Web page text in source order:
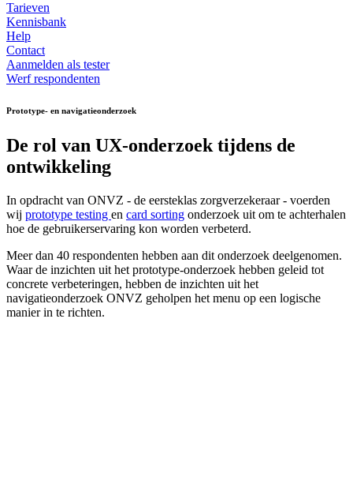
Tarieven
Kennisbank
Help
Contact
Aanmelden als tester
Werf respondenten
Prototype- en navigatieonderzoek
De rol van UX-onderzoek tijdens de
ontwikkeling
In opdracht van ONVZ - de eersteklas zorgverzekeraar - voerden
wij prototype testing en card sorting onderzoek uit om te achterhalen
hoe de gebruikerservaring kon worden verbeterd.
Meer dan 40 respondenten hebben aan dit onderzoek deelgenomen.
Waar de inzichten uit het prototype-onderzoek hebben geleid tot
concrete verbeteringen, hebben de inzichten uit het
navigatieonderzoek ONVZ geholpen het menu op een logische
manier in te richten.